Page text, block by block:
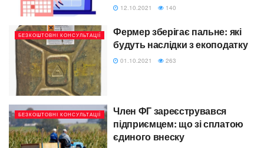
12.10.2021 140
БЕЗКОШТОВНІ КОНСУЛЬТАЦІЇ
Фермер зберігає пальне: які
будуть наслідки з екоподатку
01.10.2021 263
БЕЗКОШТОВНІ КОНСУЛЬТАЦІЇ
Член ФГ зареєструвався
підприємцем: що зі сплатою
єдиного внеску